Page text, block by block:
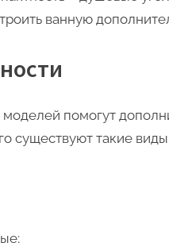
ванную
помогут
существуют такие виды: